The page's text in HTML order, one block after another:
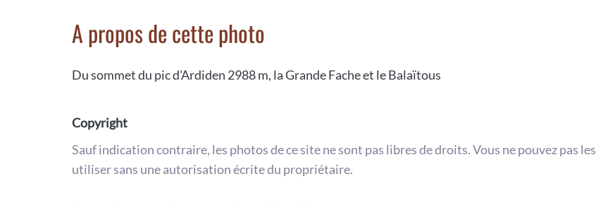
A propos de cette photo
Du sommet du pic d'Ardiden 2988 m, la Grande Fache et le Balaïtous
Copyright
Sauf indication contraire, les photos de ce site ne sont pas libres de droits. Vous ne pouvez pas les
utiliser sans une autorisation écrite du propriétaire.